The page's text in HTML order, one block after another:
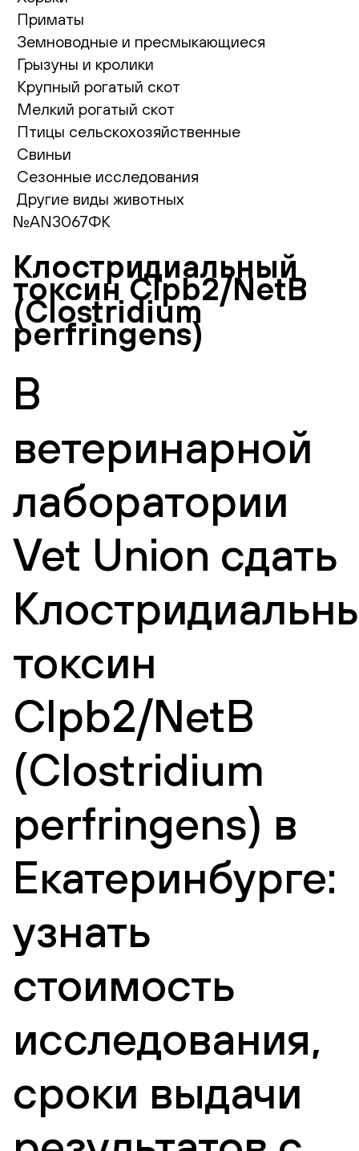
Приматы
Земноводные и пресмыкающиеся
Грызуны и кролики
Крупный рогатый скот
Мелкий рогатый скот
Птицы сельскохозяйственные
Свиньи
Сезонные исследования
Другие виды животных
№AN3067ФК
Клостридиальный
токсин Clpb2/NetB
(Clostridium
perfringens)
В
ветеринарной
лаборатории
Vet Union сдать
токсин
Clpb2/NetB
(Clostridium
perfringens) в
Екатеринбурге:
узнать
стоимость
исследования,
сроки выдачи